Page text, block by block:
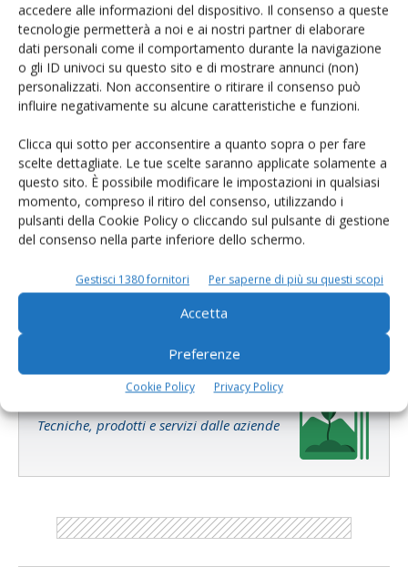
accedere alle informazioni del dispositivo. Il consenso a queste
tecnologie permetterà a noi e ai nostri partner di elaborare
dati personali come il comportamento durante la navigazione
o gli ID univoci su questo sito e di mostrare annunci (non)
personalizzati. Non acconsentire o ritirare il consenso può
influire negativamente su alcune caratteristiche e funzioni.
Clicca qui sotto per acconsentire a quanto sopra o per fare
scelte dettagliate. Le tue scelte saranno applicate solamente a
questo sito. È possibile modificare le impostazioni in qualsiasi
momento, compreso il ritiro del consenso, utilizzando i
pulsanti della Cookie Policy o cliccando sul pulsante di gestione
del consenso nella parte inferiore dello schermo.
Gestisci 1380 fornitori Per saperne di più su questi scopi
Accetta
Preferenze
Cookie Policy Privacy Policy
Salva il mio nome, email e sito web in questo browser per la
prossima volta che commento.
E-magazine
Tecniche, prodotti e servizi dalle aziende